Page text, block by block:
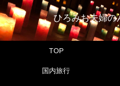
ひろみお夫婦の
TOP
国内旅行